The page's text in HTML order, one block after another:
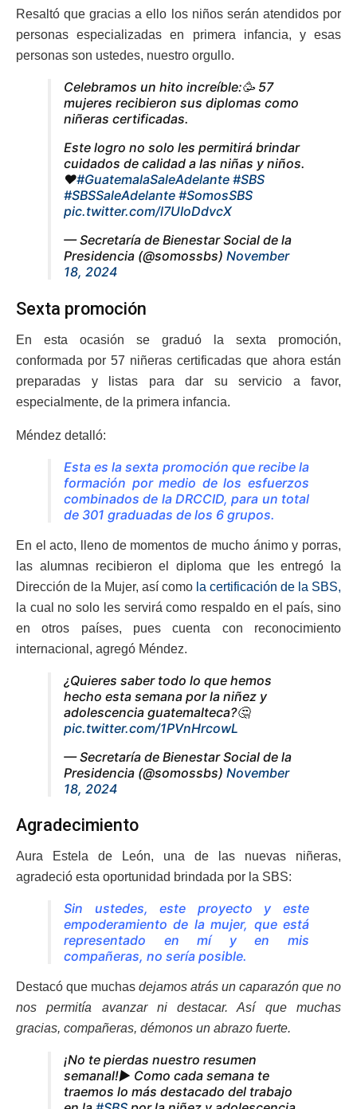
Resaltó que gracias a ello los niños serán atendidos por
personas especializadas en primera infancia, y esas
personas son ustedes, nuestro orgullo.
Celebramos un hito increíble:🥳 57
mujeres recibieron sus diplomas como
niñeras certificadas.
Este logro no solo les permitirá brindar
cuidados de calidad a las niñas y niños.
❤️#GuatemalaSaleAdelante #SBS
#SBSSaleAdelante #SomosSBS
pic.twitter.com/l7UIoDdvcX
— Secretaría de Bienestar Social de la
Presidencia (@somossbs) November
18, 2024
Sexta promoción
En esta ocasión se graduó la sexta promoción,
conformada por 57 niñeras certificadas que ahora están
preparadas y listas para dar su servicio a favor,
especialmente, de la primera infancia.
Méndez detalló:
Esta es la sexta promoción que recibe la
formación por medio de los esfuerzos
combinados de la DRCCID, para un total
de 301 graduadas de los 6 grupos.
En el acto, lleno de momentos de mucho ánimo y porras,
las alumnas recibieron el diploma que les entregó la
Dirección de la Mujer, así como la certificación de la SBS,
la cual no solo les servirá como respaldo en el país, sino
en otros países, pues cuenta con reconocimiento
internacional, agregó Méndez.
¿Quieres saber todo lo que hemos
hecho esta semana por la niñez y
adolescencia guatemalteca?🤔
pic.twitter.com/1PVnHrcowL
— Secretaría de Bienestar Social de la
Presidencia (@somossbs) November
18, 2024
Agradecimiento
Aura Estela de León, una de las nuevas niñeras,
agradeció esta oportunidad brindada por la SBS:
Sin ustedes, este proyecto y este
empoderamiento de la mujer, que está
representado en mí y en mis
compañeras, no sería posible.
Destacó que muchas dejamos atrás un caparazón que no
nos permitía avanzar ni destacar. Así que muchas
gracias, compañeras, démonos un abrazo fuerte.
¡No te pierdas nuestro resumen
semanal!▶️ Como cada semana te
traemos lo más destacado del trabajo